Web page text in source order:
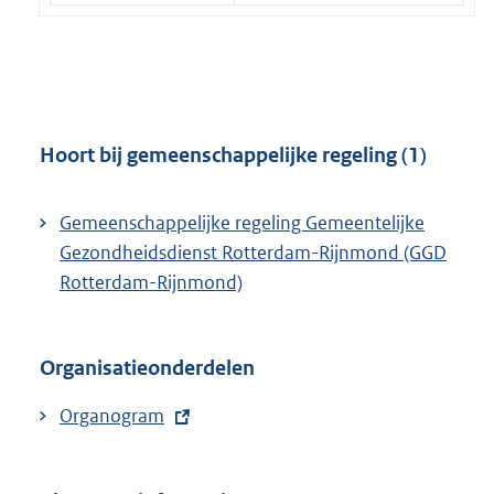
:i
:
Hoort bij gemeenschappelijke regeling (1)
Gemeenschappelijke regeling Gemeentelijke
Gezondheidsdienst Rotterdam-Rijnmond (GGD
Rotterdam-Rijnmond)
Organisatieonderdelen
E
Organogram